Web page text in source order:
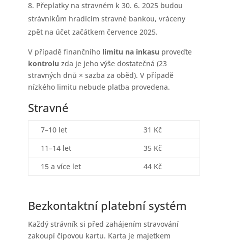
Přeplatky na stravném k 30. 6. 2025 budou
strávníkům hradícím stravné bankou, vráceny
zpět na účet začátkem července 2025.
V případě finančního limitu na inkasu proveďte
kontrolu zda je jeho výše dostatečná (23
stravných dnů × sazba za oběd). V případě
nízkého limitu nebude platba provedena.
Stravné
7–10 let
31 Kč
11–14 let
35 Kč
15 a více let
44 Kč
Bezkontaktní platební systém
Každý strávník si před zahájením stravování
zakoupí čipovou kartu. Karta je majetkem